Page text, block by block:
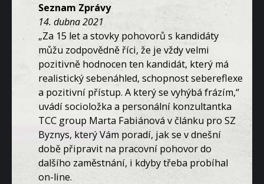
Seznam Zprávy
14. dubna 2021
„Za 15 let a stovky pohovorů s kandidáty
můžu zodpovědně říci, že je vždy velmi
pozitivně hodnocen ten kandidát, který má
realistický sebenáhled, schopnost sebereflexe
a pozitivní přístup. A který se vyhýbá frázím,“
uvádí socioložka a personální konzultantka
TCC group Marta Fabiánová v článku pro SZ
Byznys, který Vám poradí, jak se v dnešní
době připravit na pracovní pohovor do
dalšího zaměstnání, i kdyby třeba probíhal
on-line.